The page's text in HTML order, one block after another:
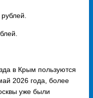
в Крым пользуются
2026 года, более
уже были